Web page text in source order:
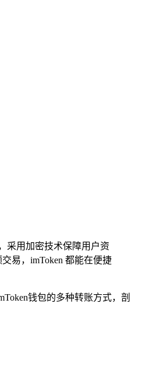
采用加密技术保障用户资
易，imToken 都能在便捷
钱包的多种转账方式，剖